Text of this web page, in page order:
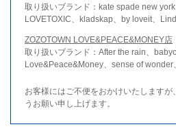
取り扱いブランド：kate spade new york
LOVETOXIC、kladskap、by loveit、
ZOZOTOWN LOVE&PEACE&MONEY店
取り扱いブランド：After the rain、
Love&Peace&Money、sense of wonder
お客様にはご不便をおかけいたしますが
うお願い申し上げます。